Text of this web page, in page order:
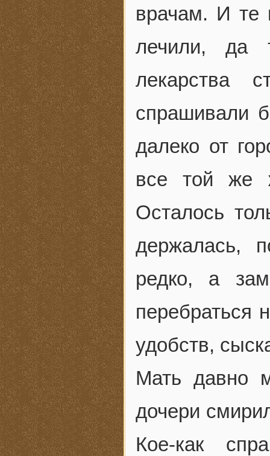
врачам. И те
лечили, да
лекарства
спрашивали
далеко от
все той же
Осталось
держалась,
редко, а
перебраться
удобств,
Мать давно
дочери
Кое-как